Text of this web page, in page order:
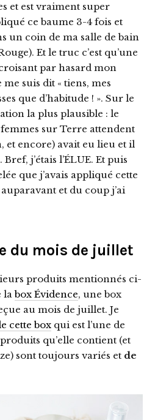
et est vraiment super
ce baume 3-4 fois et
un coin de ma salle de bain
Et le truc c’est qu’une
par hasard mon
suis dit « tiens, mes
que d’habitude ! ». Sur le
la plus plausible : le
sur Terre attendent
et encore) avait eu lieu et il
j’étais l’ÉLUE. Et puis
que j’avais appliqué cette
et du coup j’ai
du mois de juillet
produits mentionnés ci-
labox Évidence, une box
au mois de juillet. Je
cette box qui est l’une de
qu’elle contient (et
sont toujours variés et de